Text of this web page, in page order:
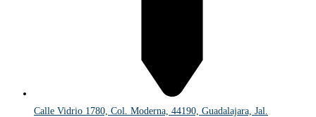
Calle Vidrio 1780, Col. Moderna, 44190, Guadalajara, Jal.